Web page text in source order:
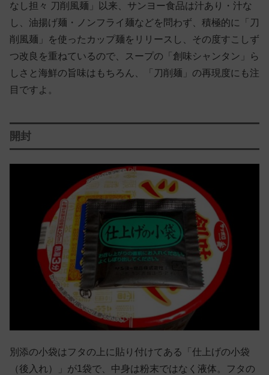
なし担々 刀削風麺」以来、サンヨー食品は汁あり・汁な
し、油揚げ麺・ノンフライ麺などを問わず、積極的に「刀
削風麺」を使ったカップ麺をリリースし、その度すこしず
つ改良を重ねているので、スープの「創味シャンタン」ら
しさと海鮮の旨味はもちろん、「刀削麺」の再現度にも注
目ですよ。
開封
別添の小袋はフタの上に貼り付けてある「仕上げの小袋
（後入れ）」が1袋で、中身は粉末ではなく液体。フタの